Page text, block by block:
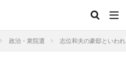
政治・衆院選 志位和夫の豪邸といわ